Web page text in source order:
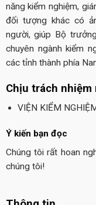
năng kiểm nghiệm,
đối tượng khác có
người, giúp Bộ
chuyên ngành kiểm
các tỉnh thành phía
Chịu trách nhiệm
VIỆN KIỂM
Ý kiến bạn đọc
Chúng tôi rất hoan
chúng tôi!